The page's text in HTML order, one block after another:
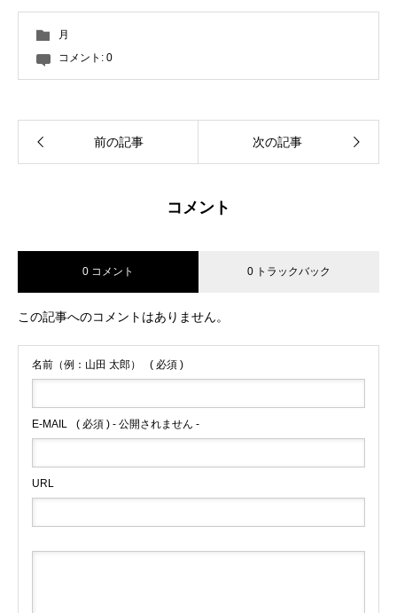
月
コメント: 0
前の記事 次の記事
コメント
0 コメント 0 トラックバック
この記事へのコメントはありません。
名前（例：山田 太郎） ( 必須 )
E-MAIL ( 必須 ) - 公開されません -
URL